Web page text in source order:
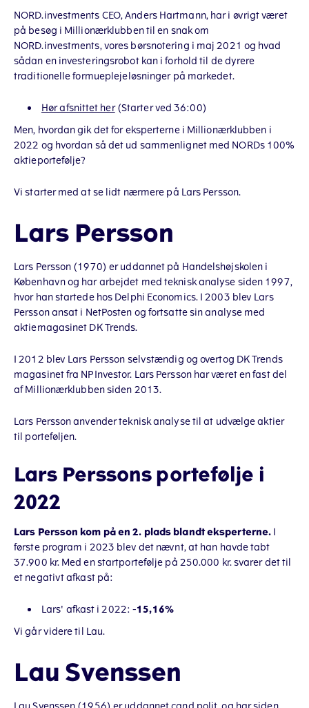
NORD.investments CEO, Anders Hartmann, har i øvrigt været
på besøg i Millionærklubben til en snak om
NORD.investments, vores børsnotering i maj 2021 og hvad
sådan en investeringsrobot kan i forhold til de dyrere
traditionelle formueplejeløsninger på markedet.
Hør afsnittet her(Starter ved 36:00)
Men, hvordan gik det for eksperterne i Millionærklubben i
2022 og hvordan så det ud sammenlignet med NORDs 100%
aktieportefølje?
Vi starter med at se lidt nærmere på Lars Persson.
Lars Persson
Lars Persson (1970) er uddannet på Handelshøjskolen i
København og har arbejdet med teknisk analyse siden 1997,
hvor han startede hos Delphi Economics. I 2003 blev Lars
Persson ansat i NetPosten og fortsatte sin analyse med
aktiemagasinet DK Trends.
I 2012 blev Lars Persson selvstændig og overtog DK Trends
magasinet fra NPInvestor. Lars Persson har været en fast del
af Millionærklubben siden 2013.
Lars Persson anvender teknisk analyse til at udvælge aktier
til porteføljen.
Lars Perssons portefølje i
2022
Lars Persson kom på en 2. plads blandt eksperterne. I
første program i 2023 blev det nævnt, at han havde tabt
37.900 kr. Med en startportefølje på 250.000 kr. svarer det til
et negativt afkast på:
Lars' afkast i 2022: -15,16%
Vi går videre til Lau.
Lau Svenssen